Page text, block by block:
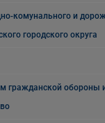
комунального и
городского округа
гражданской обороны